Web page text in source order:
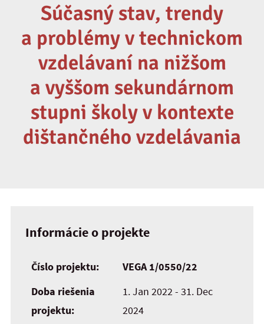
Súčasný stav, trendy
a problémy v technickom
vzdelávaní na nižšom
a vyššom sekundárnom
stupni školy v kontexte
dištančného vzdelávania
Informácie o projekte
Číslo projektu:
VEGA 1/0550/22
Doba riešenia
projektu:
1. Jan 2022 - 31. Dec
2024